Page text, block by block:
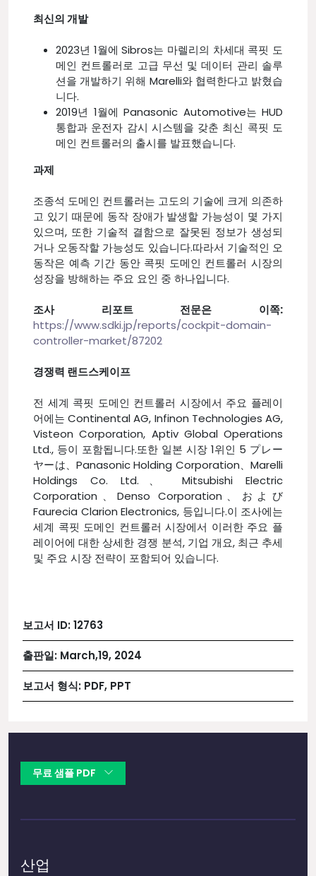
최신의 개발
2023년 1월에 Sibros는 마렐리의 차세대 콕핏 도
메인 컨트롤러로 고급 무선 및 데이터 관리 솔루
션을 개발하기 위해 Marelli와 협력한다고 밝혔습
니다.
2019년 1월에 Panasonic Automotive는 HUD
통합과 운전자 감시 시스템을 갖춘 최신 콕핏 도
메인 컨트롤러의 출시를 발표했습니다.
과제
조종석 도메인 컨트롤러는 고도의 기술에 크게 의존하
고 있기 때문에 동작 장애가 발생할 가능성이 몇 가지
있으며, 또한 기술적 결함으로 잘못된 정보가 생성되
거나 오동작할 가능성도 있습니다.따라서 기술적인 오
동작은 예측 기간 동안 콕핏 도메인 컨트롤러 시장의
성장을 방해하는 주요 요인 중 하나입니다.
조사 리포트 전문은 이쪽:
https://www.sdki.jp/reports/cockpit-domain-
controller-market/87202
경쟁력 랜드스케이프
전 세계 콕핏 도메인 컨트롤러 시장에서 주요 플레이
어에는 Continental AG, Infinon Technologies AG,
Visteon Corporation, Aptiv Global Operations
Ltd., 등이 포함됩니다.또한 일본 시장 1위인 5 プレー
ヤーは、Panasonic Holding Corporation、Marelli
Holdings Co. Ltd.、 Mitsubishi Electric
Corporation、Denso Corporation、および
Faurecia Clarion Electronics, 등입니다.이 조사에는
세계 콕핏 도메인 컨트롤러 시장에서 이러한 주요 플
레이어에 대한 상세한 경쟁 분석, 기업 개요, 최근 추세
및 주요 시장 전략이 포함되어 있습니다.
보고서 ID:12763
출판일: March,19, 2024
보고서 형식: PDF, PPT
무료 샘플 PDF
산업